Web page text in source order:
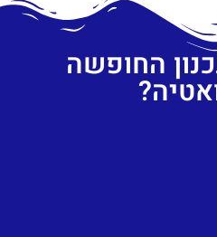
החופשה